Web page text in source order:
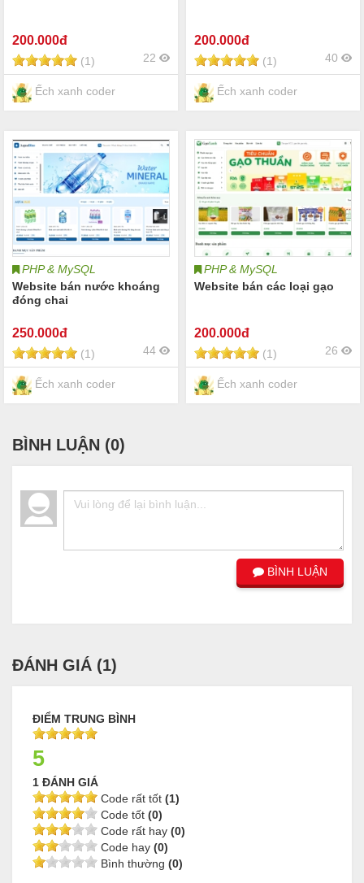
200.000đ
(1) 22
Ếch xanh coder
200.000đ
(1) 40
Ếch xanh coder
PHP & MySQL
Website bán nước khoáng
đóng chai
250.000đ
(1) 44
Ếch xanh coder
PHP & MySQL
Website bán các loại gạo
200.000đ
(1) 26
Ếch xanh coder
BÌNH LUẬN (0)
BÌNH LUẬN
ĐÁNH GIÁ (1)
ĐIỂM TRUNG BÌNH
5
1 ĐÁNH GIÁ
Code rất tốt (1)
Code tốt (0)
Code rất hay (0)
Code hay (0)
Bình thường (0)